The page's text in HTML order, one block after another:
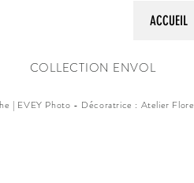
ACCUEIL
COLLECTION ENVOL
| EVEY Photo - Décoratrice : Atelier